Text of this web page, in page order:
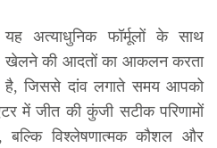
यह अत्याधुनिक फॉर्मूलों के साथ
खेलने की आदतों का आकलन करता
है, जिससे दांव लगाते समय आपको
में जीत की कुंजी सटीक परिणामों
बल्कि विश्लेषणात्मक कौशल और